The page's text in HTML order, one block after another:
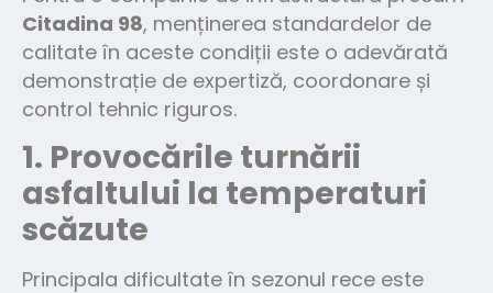
Citadina 98, menținerea standardelor de
calitate în aceste condiții este o adevărată
demonstrație de expertiză, coordonare și
control tehnic riguros.
1. Provocările turnării
asfaltului la temperaturi
scăzute
Principala dificultate în sezonul rece este